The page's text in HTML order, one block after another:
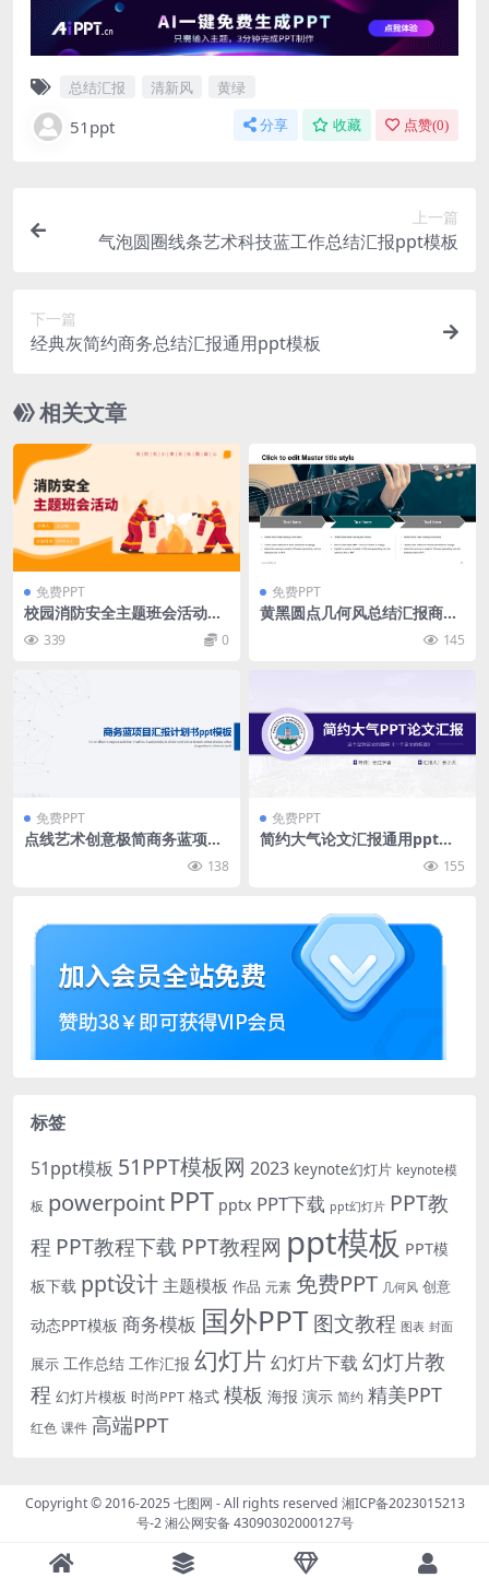
总结汇报 清新风 黄绿
51ppt 分享 收藏 点赞(0)
上一篇
气泡圆圈线条艺术科技蓝工作总结汇报ppt模板
下一篇
经典灰简约商务总结汇报通用ppt模板
相关文章
免费PPT
校园消防安全主题班会活动pp
t模板
339 0
免费PPT
黄黑圆点几何风总结汇报商务
145
免费PPT
点线艺术创意极简商务蓝项目
138
免费PPT
简约大气论文汇报通用ppt模
155
标签
51ppt模板 51PPT模板网 2023 keynote幻灯片 keynote模
板 powerpoint PPT pptx PPT下载 ppt幻灯片 PPT教
程 PPT教程下载 PPT教程网 ppt模板 PPT模
板下载 ppt设计 主题模板 作品 元素 免费PPT 几何风 创意
动态PPT模板 商务模板 国外PPT图文教程 图表 封面
展示 工作总结 工作汇报 幻灯片 幻灯片下载 幻灯片教
程 幻灯片模板 时尚PPT 格式 模板 海报 演示 简约 精美PPT
红色 课件 高端PPT
Copyright © 2016-2025七图网 - All rights reserved 湘ICP备2023015213
号-2湘公网安备 43090302000127号